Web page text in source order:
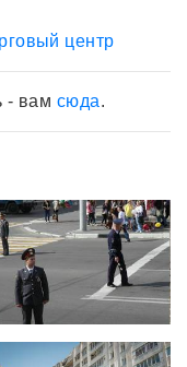
центр
- вам сюда.